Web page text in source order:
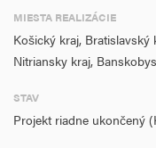
1.4.Synergia a sieťovanie,
1.5.Analytická podpora.
rozvinutom regióne a
MIESTA REALIZÁCIE
Košický kraj, Bratislavský
Nitriansky kraj,
STAV
Projekt riadne ukončený